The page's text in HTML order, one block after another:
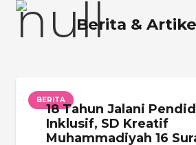
Berita &
BERITA
18 Tahun Jalani
Inklusif, SD Kreatif
Muhammadiyah 16